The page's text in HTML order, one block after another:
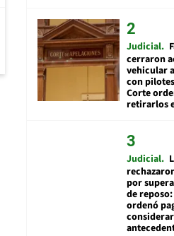
Judicial
cerraron
vehicular
con
Corte
retirarlos
Judicial
por
de
ordenó